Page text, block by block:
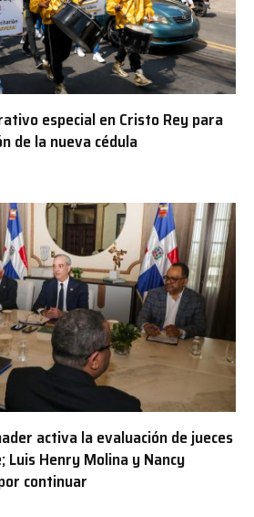
especial en Cristo Rey para
de la nueva cédula
activa la evaluación de jueces
Luis Henry Molina y Nancy
continuar